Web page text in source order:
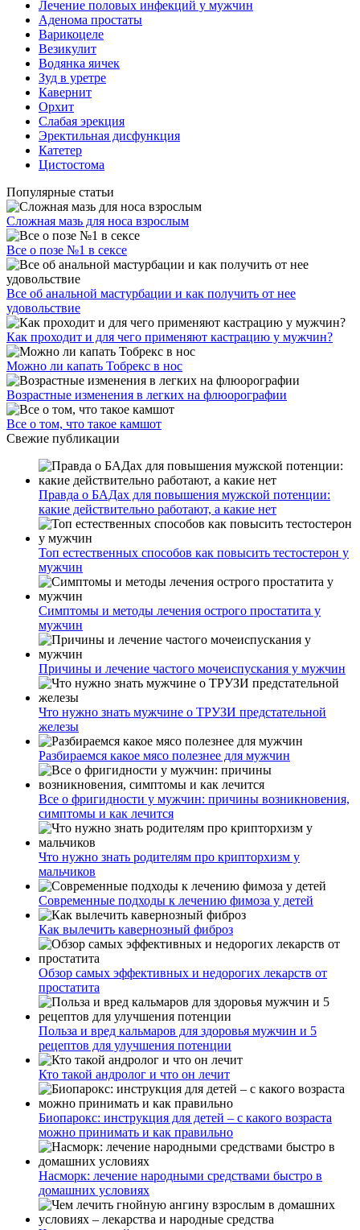
Лечение половых инфекций у мужчин
Аденома простаты
Варикоцеле
Везикулит
Водянка яичек
Зуд в уретре
Кавернит
Орхит
Слабая эрекция
Эректильная дисфункция
Катетер
Цистостома
Популярные статьи
Сложная мазь для носа взрослым
Все о позе №1 в сексе
Все об анальной мастурбации и как получить от нее
удовольствие
Как проходит и для чего применяют кастрацию у мужчин?
Можно ли капать Тобрекс в нос
Возрастные изменения в легких на флюорографии
Все о том, что такое камшот
Свежие публикации
Правда о БАДах для повышения мужской потенции:
какие действительно работают, а какие нет
Топ естественных способов как повысить тестостерон у
мужчин
Симптомы и методы лечения острого простатита у
мужчин
Причины и лечение частого мочеиспускания у мужчин
Что нужно знать мужчине о ТРУЗИ предстательной
железы
Разбираемся какое мясо полезнее для мужчин
Все о фригидности у мужчин: причины возникновения,
симптомы и как лечится
Что нужно знать родителям про крипторхизм у
мальчиков
Современные подходы к лечению фимоза у детей
Как вылечить кавернозный фиброз
Обзор самых эффективных и недорогих лекарств от
простатита
Польза и вред кальмаров для здоровья мужчин и 5
рецептов для улучшения потенции
Кто такой андролог и что он лечит
Биопарокс: инструкция для детей – с какого возраста
можно принимать и как правильно
Насморк: лечение народными средствами быстро в
домашних условиях